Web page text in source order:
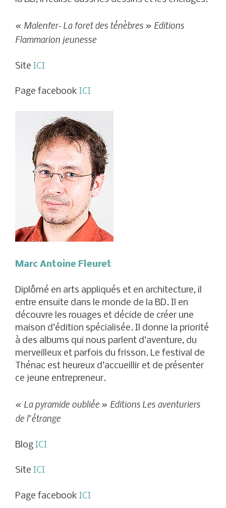
« Malenfer- La foret des ténèbres » Editions
Flammarion jeunesse
Site ICI
Page facebook ICI
Marc Antoine Fleuret
Diplômé en arts appliqués et en architecture, il
entre ensuite dans le monde de la BD. Il en
découvre les rouages et décide de créer une
maison d’édition spécialisée. Il donne la priorité
à des albums qui nous parlent d’aventure, du
merveilleux et parfois du frisson. Le festival de
Thénac est heureux d’accueillir et de présenter
ce jeune entrepreneur.
« La pyramide oubliée » Editions Les aventuriers
de l’étrange
Blog ICI
Site ICI
Page facebook ICI